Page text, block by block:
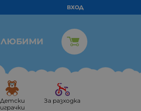
ВХОД
ЛЮБИМИ
Детски
играчки
За разходка